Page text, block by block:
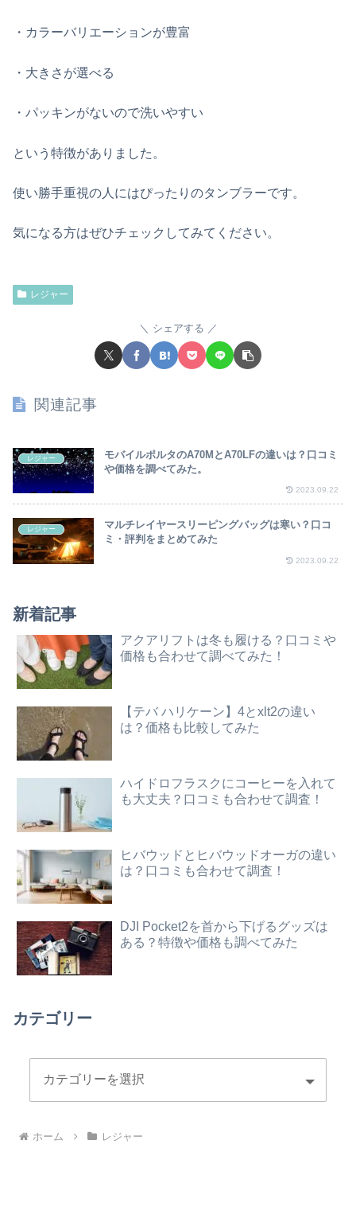
・カラーバリエーションが豊富
・大きさが選べる
・パッキンがないので洗いやすい
という特徴がありました。
使い勝手重視の人にはぴったりのタンブラーです。
気になる方はぜひチェックしてみてください。
レジャー
シェアする
関連記事
レジャー
モバイルポルタのA70MとA70LFの違いは？口コミ
や価格を調べてみた。
2023.09.22
レジャー
マルチレイヤースリーピングバッグは寒い？口コ
ミ・評判をまとめてみた
2023.09.22
新着記事
アクアリフトは冬も履ける？口コミや
価格も合わせて調べてみた！
【テバ ハリケーン】4とxlt2の違い
は？価格も比較してみた
ハイドロフラスクにコーヒーを入れて
も大丈夫？口コミも合わせて調査！
ヒバウッドとヒバウッドオーガの違い
は？口コミも合わせて調査！
DJI Pocket2を首から下げるグッズは
ある？特徴や価格も調べてみた
カテゴリー
ホーム レジャー